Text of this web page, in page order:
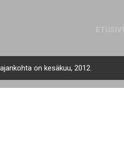
on kesäkuu, 2012.